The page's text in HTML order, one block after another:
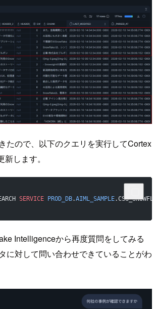
たので、以下のクエリを実行してCortex
します。
SERVICE PROD_DB.AIML_SAMPLE
Intelligenceから再度質問をしてみる
に対して問い合わせできていることがわ